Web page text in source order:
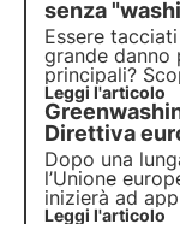
senza
Essere
grande danno
principali?
comunicare
sostenibilità.
la Digital
della Soste
Leggi l'articolo
Direttiva
Dopo una
l’Unione
inizierà ad
uniformerà le
Leggi l'articolo